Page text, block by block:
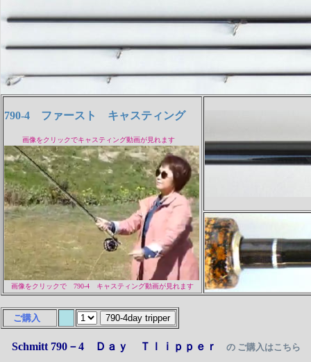
790-4 ファースト キャスティング
画像をクリックでキャスティング動画が見れます
画像をクリックで 790-4 キャスティング動画が見れます
ご購入
Schmitt 790－4 Ｄａｙ Ｔｌｉｐｐｅｒ の ご購入はこちら